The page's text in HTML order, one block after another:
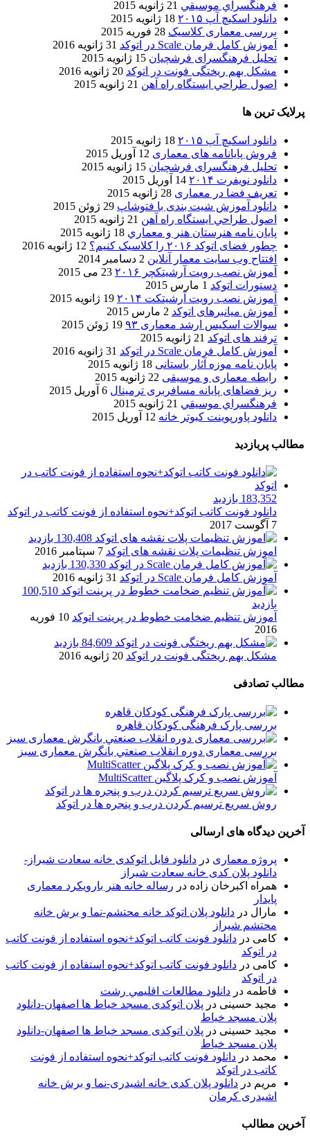
فرهنگسراي موسيقي 21 ژانویه 2015
دانلود اسکیچ آپ ۲۰۱۵
18 ژانویه 2015
بررسی معماری کلاسیک 28 فوریه 2015
آموزش کامل فرمان Scale در اتوکد
31 ژانویه 2016
تحلیل فرهنگسرای فرشچیان 15 ژانویه 2015
مشکل بهم ریختگی فونت در اتوکد 20 ژانویه 2016
اصول طراحي ایستگاه راه آهن 21 ژانویه 2015
پرلایک ترین ها
دانلود اسکیچ آپ ۲۰۱۵
18 ژانویه 2015
فروش پایانامه های معماری 12 آوریل 2015
تحلیل فرهنگسرای فرشچیان 15 ژانویه 2015
دانلود نویفرت ۲۰۱۴
14 آوریل 2015
تعریف فضا در معماری 28 ژانویه 2015
دانلود آموزش شیت بندی با فتوشاپ 29 ژوئن 2015
اصول طراحي ایستگاه راه آهن 21 ژانویه 2015
پایان نامه هنرستان هنر و معماري 18 ژانویه 2015
چطور فضای اتوکد ۲۰۱۶ را کلاسیک کنیم؟
12 ژانویه 2016
افتتاح وب سایت معمار آنلاین 2 دسامبر 2014
آموزش نصب رویت آرشیتکچر ۲۰۱۶
23 می 2015
دستورات اتوکد 1 مارس 2015
آموزش نصب رویت آرشیتکت ۲۰۱۴
19 ژانویه 2015
آموزش میانبرهای اتوکد 2 مارس 2015
سوالات اسکیس ارشد معماری ۹۳
19 ژوئن 2015
ترفند های اتوکد 21 ژانویه 2015
آموزش کامل فرمان Scale در اتوکد
31 ژانویه 2016
پایان نامه موزه آثار باستانی 18 ژانویه 2015
رابطه معماری و موسیقی 22 ژانویه 2015
ریز فضاهای پایانه مسافربری ترمینال 6 آوریل 2015
فرهنگسراي موسيقي 21 ژانویه 2015
دانلود پاورپوینت کبوتر خانه 12 آوریل 2015
مطالب پربازدید
183,352 بازدید
دانلود فونت کاتب اتوکد+نحوه استفاده از فونت کاتب در اتوکد
7 آگوست 2017
130,408 بازدید
اموزش تنظیمات پلات نقشه های اتوکد 7 سپتامبر 2016
130,330 بازدید
آموزش کامل فرمان Scale در اتوکد
31 ژانویه 2016
100,510
بازدید
آموزش تنظیم ضخامت خطوط در پرینت اتوکد
10 فوریه
2016
84,609 بازدید
مشکل بهم ریختگی فونت در اتوکد 20 ژانویه 2016
مطالب تصادفی
بررسی پارک فرهنگی کودکان قاهره
بررسی معماری دوره انقلاب صنعتي بانگرش معماری سبز
آموزش نصب و کرک پلاگین MultiScatter
روش سریع ترسیم کردن درب و پنجره ها در اتوکد
آخرین دیدگاه های ارسالی
پروژه معماری در دانلود فایل اتوکدی خانه سعادت شیراز-
دانلود پلان کدی خانه سعادت شیراز
همراه اکبرخان زاده در رساله خانه هنر بارویکرد معماری
پایدار
مارال در دانلود پلان اتوکد خانه محتشم-نما و برش خانه
محتشم شیراز
کامی در دانلود فونت کاتب اتوکد+نحوه استفاده از فونت کاتب
در اتوکد
کامی در دانلود فونت کاتب اتوکد+نحوه استفاده از فونت کاتب
در اتوکد
فاطمه در دانلود مطالعات اقليمي رشت
مجید حسینی در پلان اتوکدی مسجد خیاط ها اصفهان-دانلود
پلان مسجد خیاط
مجید حسینی در پلان اتوکدی مسجد خیاط ها اصفهان-دانلود
پلان مسجد خیاط
محمد در دانلود فونت کاتب اتوکد+نحوه استفاده از فونت
کاتب در اتوکد
مریم در دانلود پلان کدی خانه اشیدری-نما و برش خانه
اشیدری کرمان
آخرین مطالب